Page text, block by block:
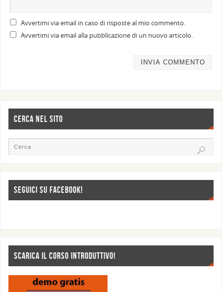
Avvertimi via email in caso di risposte al mio commento.
Avvertimi via email alla pubblicazione di un nuovo articolo.
CERCA NEL SITO
SEGUICI SU FACEBOOK!
SCARICA IL CORSO INTRODUTTIVO!